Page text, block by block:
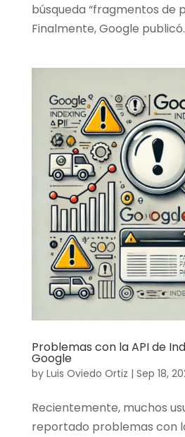
búsqueda “fragmentos de
Finalmente, Google
Problemas con la API de
Google
by Luis Oviedo Ortiz | Sep 18,
Recientemente, muchos
reportado problemas con